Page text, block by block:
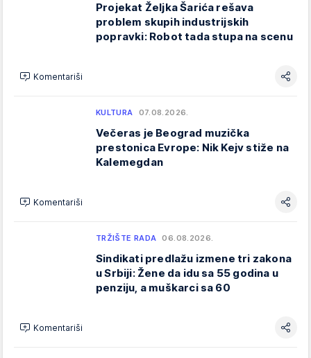
Projekat Željka Šarića rešava
problem skupih industrijskih
popravki: Robot tada stupa na scenu
Komentariši
KULTURA 07.08.2026.
Večeras je Beograd muzička
prestonica Evrope: Nik Kejv stiže na
Kalemegdan
Komentariši
TRŽIŠTE RADA 06.08.2026.
Sindikati predlažu izmene tri zakona
u Srbiji: Žene da idu sa 55 godina u
penziju, a muškarci sa 60
Komentariši